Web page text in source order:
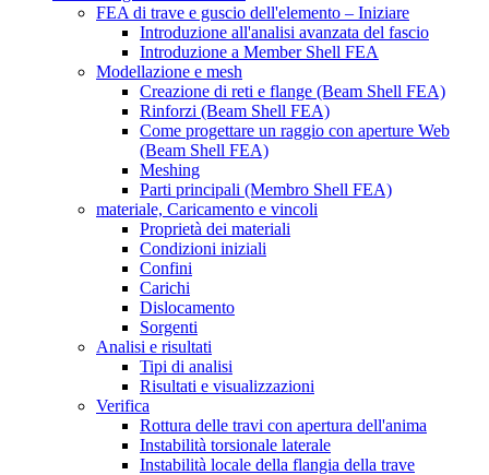
FEA di trave e guscio dell'elemento – Iniziare
Introduzione all'analisi avanzata del fascio
Introduzione a Member Shell FEA
Modellazione e mesh
Creazione di reti e flange (Beam Shell FEA)
Rinforzi (Beam Shell FEA)
Come progettare un raggio con aperture Web
(Beam Shell FEA)
Meshing
Parti principali (Membro Shell FEA)
materiale, Caricamento e vincoli
Proprietà dei materiali
Condizioni iniziali
Confini
Carichi
Dislocamento
Sorgenti
Analisi e risultati
Tipi di analisi
Risultati e visualizzazioni
Verifica
Rottura delle travi con apertura dell'anima
Instabilità torsionale laterale
Instabilità locale della flangia della trave